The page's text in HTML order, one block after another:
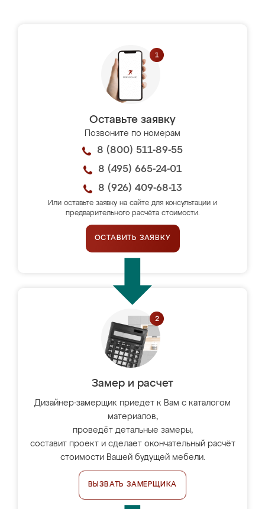
Оставьте заявку
Позвоните по номерам
8 (800) 511-89-55
8 (495) 665-24-01
8 (926) 409-68-13
Или оставьте заявку на сайте для консультации и
предварительного расчёта стоимости.
ОСТАВИТЬ ЗАЯВКУ
Замер и расчет
Дизайнер-замерщик приедет к Вам с каталогом
материалов,
проведёт детальные замеры,
составит проект и сделает окончательный расчёт
стоимости Вашей будущей мебели.
ВЫЗВАТЬ ЗАМЕРЩИКА